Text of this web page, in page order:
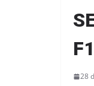
F1
28